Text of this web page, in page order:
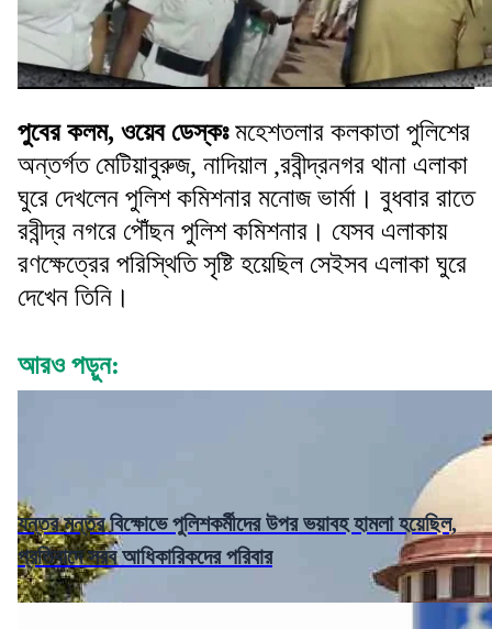
পুবের কলম, ওয়েব ডেস্কঃমহেশতলার কলকাতা পুলিশের
অন্তর্গত মেটিয়াবুরুজ, নাদিয়াল ,রবীন্দ্রনগর থানা এলাকা
ঘুরে দেখলেন পুলিশ কমিশনার মনোজ ভার্মা। বুধবার রাতে
রবীন্দ্র নগরে পৌঁছন পুলিশ কমিশনার। যেসব এলাকায়
রণক্ষেত্রের পরিস্থিতি সৃষ্টি হয়েছিল সেইসব এলাকা ঘুরে
দেখেন তিনি।
আরও পড়ুন:
যন্তর মন্তর বিক্ষোভে পুলিশকর্মীদের উপর ভয়াবহ হামলা হয়েছিল,
প্রতিবাদে সরব আধিকারিকদের পরিবার